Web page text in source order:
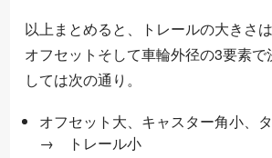
以上まとめると、トレールの大きさ
オフセットそして車輪外径の3要素で
しては次の通り。
オフセット大、キャスター角小、
→ トレール小